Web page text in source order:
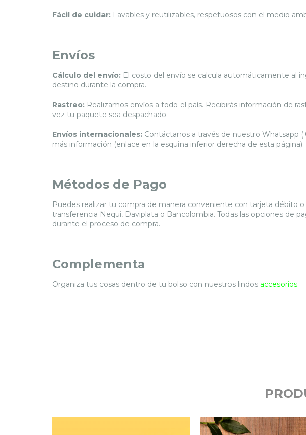
Fácil de cuidar: Lavables y reutilizables, respetuosos con el medio
Envíos
Cálculo del envío: El costo del envío se calcula automáticamente al
destino durante la compra.
Rastreo: Realizamos envíos a todo el país. Recibirás información de
vez tu paquete sea despachado.
Envíos internacionales: Contáctanos a través de nuestro Whatsapp
más información (enlace en la esquina inferior derecha de esta página).
Métodos de Pago
Puedes realizar tu compra de manera conveniente con tarjeta débito
transferencia Nequi, Daviplata o Bancolombia. Todas las opciones de
durante el proceso de compra.
Complementa
Organiza tus cosas dentro de tu bolso con nuestros lindos accesorios.